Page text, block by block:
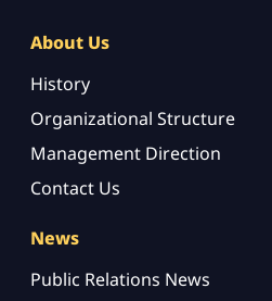
About Us
History
Organizational Structure
Management Direction
Contact Us
News
Public Relations News